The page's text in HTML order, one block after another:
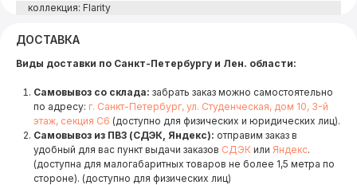
коллекция: Flarity
ДОСТАВКА
Виды доставки по Санкт-Петербургу и Лен. области:
Самовывоз со склада: забрать заказ можно самостоятельно
по адресу: г. Санкт-Петербург, ул. Студенческая, дом 10, 3-й
этаж, секция С6 (доступно для физических и юридических лиц).
Самовывоз из ПВЗ (СДЭК, Яндекс): отправим заказ в
удобный для вас пункт выдачи заказов СДЭК или Яндекс.
(доступна для малогабаритных товаров не более 1,5 метра по
стороне). (доступно для физических лиц)